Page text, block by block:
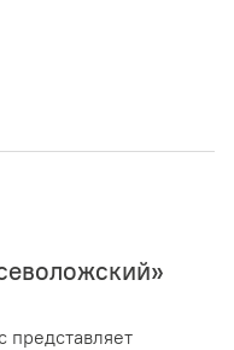
представляет